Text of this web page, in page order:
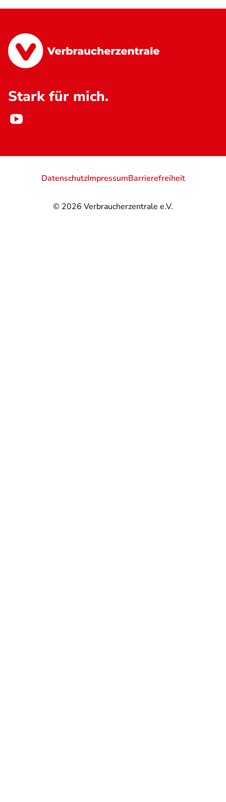
Stark für mich.
© 2026 Verbraucherzentrale e.V.
DatenschutzImpressumBarrierefreiheit